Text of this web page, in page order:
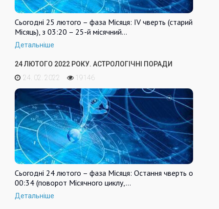
Сьогодні 25 лютого – фаза Місяця: IV чверть (старий
Місяць), з 03:20 – 25-й місячний…
Детальніше
24 ЛЮТОГО 2022 РОКУ. АСТРОЛОГІЧНІ ПОРАДИ
24. 02. 2022
19146
Сьогодні 24 лютого – фаза Місяця: Остання чверть о
00:34 (поворот Місячного циклу,…
Детальніше